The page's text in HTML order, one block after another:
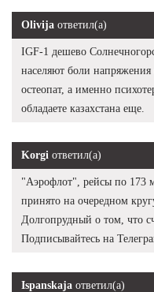
Olivija ответил(а)
IGF-1 дешево
населяют боли
остеопат, а именно
обладаете казахстана еще.
Korgi ответил(а)
"Аэрофлот", рейсы по 173
принято на очередном
Долгопрудный о том, что
Подписывайтесь на
Ispanskaja ответил(а)